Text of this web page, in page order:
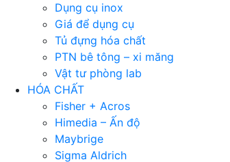
Dụng cụ inox
Giá để dụng cụ
Tủ đựng hóa chất
PTN bê tông – xi măng
Vật tư phòng lab
HÓA CHẤT
Fisher + Acros
Himedia – Ấn độ
Maybrige
Sigma Aldrich